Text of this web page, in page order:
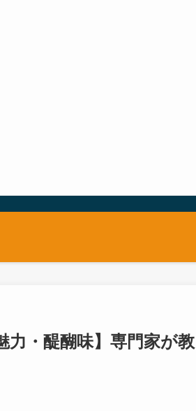
力・醍醐味】専門家が教